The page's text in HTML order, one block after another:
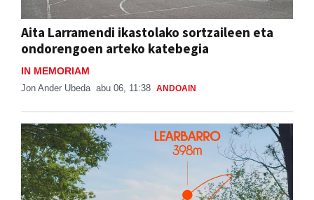
Aita Larramendi ikastolako sortzaileen eta
ondorengoen arteko katebegia
IN MEMORIAM
Jon Ander Ubeda abu 06, 11:38 ANDOAIN